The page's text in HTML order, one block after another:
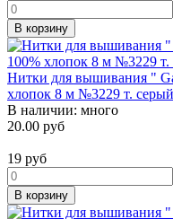
В корзину
Нитки для вышивания "
хлопок 8 м №3229 т. серый
В наличии: много
20.00 руб
19 руб
В корзину